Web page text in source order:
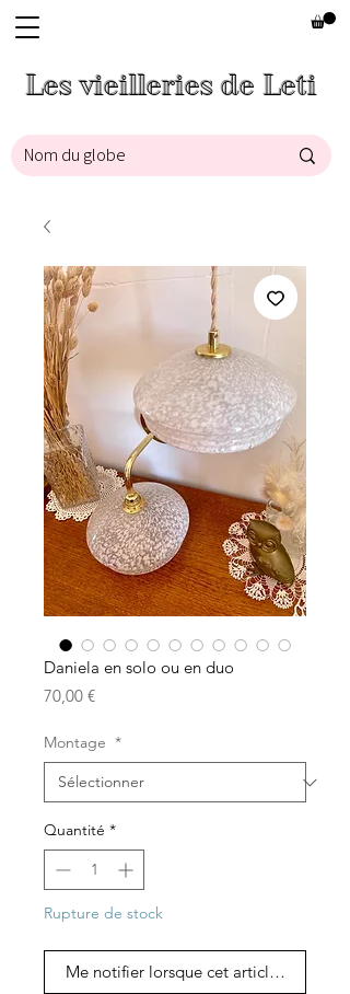
Les vieilleries de Leti
Daniela en solo ou en duo
70,00 €Prix
Montage *
Quantité *
Rupture de stock
Me notifier lorsque cet article est